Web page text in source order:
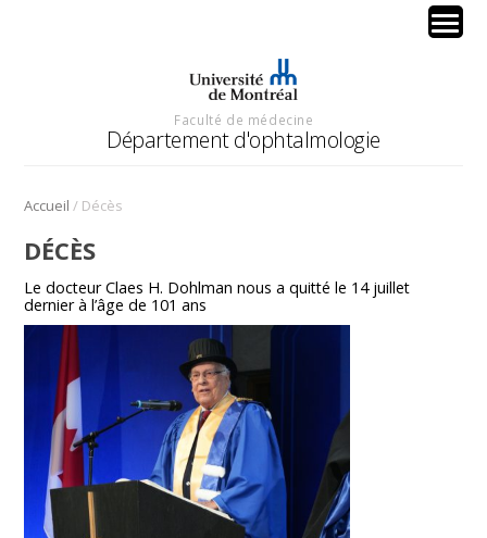
Faculté de médecine
Département d'ophtalmologie
Accueil / Décès
DÉCÈS
Le docteur Claes H. Dohlman nous a quitté le 14 juillet
dernier à l’âge de 101 ans